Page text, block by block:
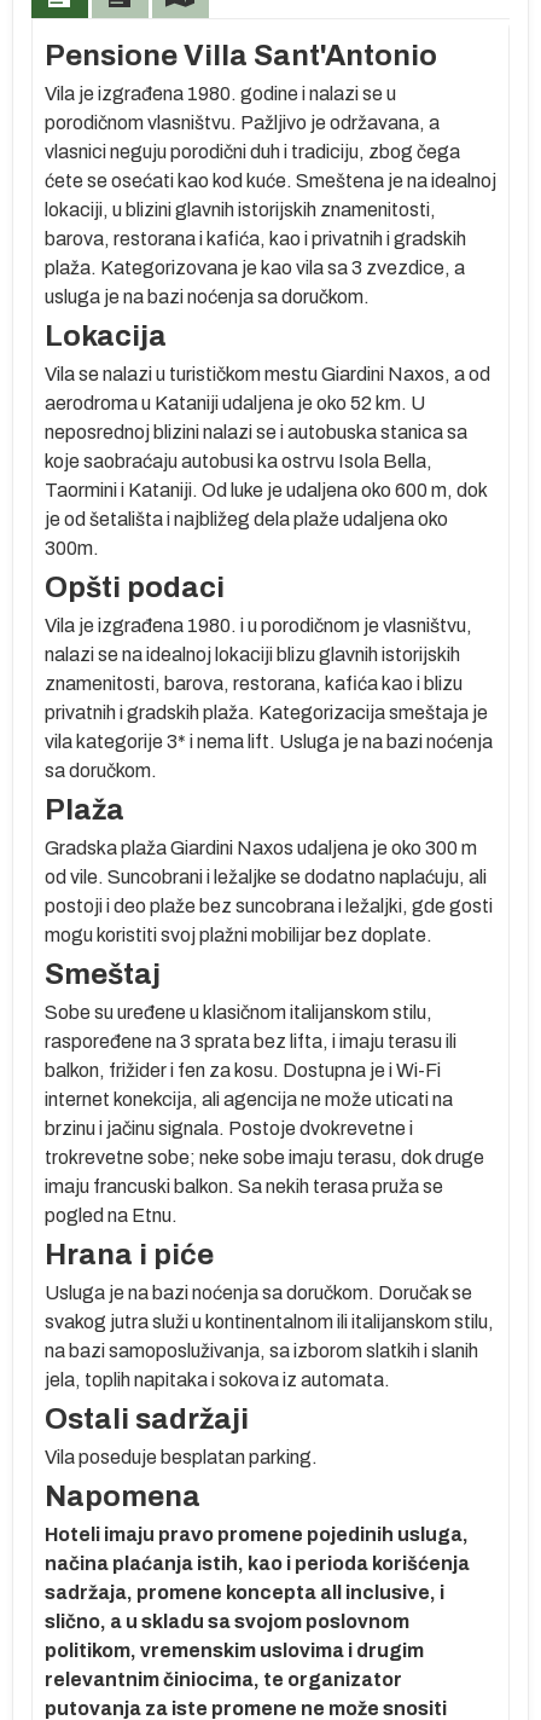
Pensione Villa Sant'Antonio
Vila je izgrađena 1980. godine i nalazi se u
porodičnom vlasništvu. Pažljivo je održavana, a
vlasnici neguju porodični duh i tradiciju, zbog čega
ćete se osećati kao kod kuće. Smeštena je na idealnoj
lokaciji, u blizini glavnih istorijskih znamenitosti,
barova, restorana i kafića, kao i privatnih i gradskih
plaža. Kategorizovana je kao vila sa 3 zvezdice, a
usluga je na bazi noćenja sa doručkom.
Lokacija
Vila se nalazi u turističkom mestu Giardini Naxos, a od
aerodroma u Kataniji udaljena je oko 52 km. U
neposrednoj blizini nalazi se i autobuska stanica sa
koje saobraćaju autobusi ka ostrvu Isola Bella,
Taormini i Kataniji. Od luke je udaljena oko 600 m, dok
je od šetališta i najbližeg dela plaže udaljena oko
300m.
Opšti podaci
Vila je izgrađena 1980. i u porodičnom je vlasništvu,
nalazi se na idealnoj lokaciji blizu glavnih istorijskih
znamenitosti, barova, restorana, kafića kao i blizu
privatnih i gradskih plaža. Kategorizacija smeštaja je
vila kategorije 3* i nema lift. Usluga je na bazi noćenja
sa doručkom.
Plaža
Gradska plaža Giardini Naxos udaljena je oko 300 m
od vile. Suncobrani i ležaljke se dodatno naplaćuju, ali
postoji i deo plaže bez suncobrana i ležaljki, gde gosti
mogu koristiti svoj plažni mobilijar bez doplate.
Smeštaj
Sobe su uređene u klasičnom italijanskom stilu,
raspoređene na 3 sprata bez lifta, i imaju terasu ili
balkon, frižider i fen za kosu. Dostupna je i Wi-Fi
internet konekcija, ali agencija ne može uticati na
brzinu i jačinu signala. Postoje dvokrevetne i
trokrevetne sobe; neke sobe imaju terasu, dok druge
imaju francuski balkon. Sa nekih terasa pruža se
pogled na Etnu.
Hrana i piće
Usluga je na bazi noćenja sa doručkom. Doručak se
svakog jutra služi u kontinentalnom ili italijanskom stilu,
na bazi samoposluživanja, sa izborom slatkih i slanih
jela, toplih napitaka i sokova iz automata.
Ostali sadržaji
Vila poseduje besplatan parking.
Napomena
Hoteli imaju pravo promene pojedinih usluga,
načina plaćanja istih, kao i perioda korišćenja
sadržaja, promene koncepta all inclusive, i
slično, a u skladu sa svojom poslovnom
politikom, vremenskim uslovima i drugim
relevantnim činiocima, te organizator
putovanja za iste promene ne može snositi